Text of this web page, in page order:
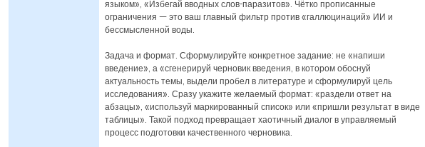
языком», «Избегай вводных слов-паразитов». Чётко прописанные
ограничения — это ваш главный фильтр против «галлюцинаций» ИИ и
бессмысленной воды.
Задача и формат. Сформулируйте конкретное задание: не «напиши
введение», а «сгенерируй черновик введения, в котором обоснуй
актуальность темы, выдели пробел в литературе и сформулируй цель
исследования». Сразу укажите желаемый формат: «раздели ответ на
абзацы», «используй маркированный список» или «пришли результат в виде
таблицы». Такой подход превращает хаотичный диалог в управляемый
процесс подготовки качественного черновика.